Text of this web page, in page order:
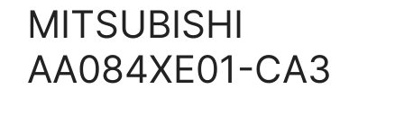
MITSUBISHI
AA084XE01-CA3